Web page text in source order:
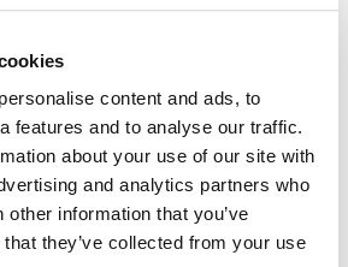
content and ads, to
features and to analyse our traffic.
about your use of our site with
and analytics partners who
information that you’ve
they’ve collected from your use
The Body Shop、スペインの
ムなど、ITやテクノロジー以
カウントも数多くハッキング
いために